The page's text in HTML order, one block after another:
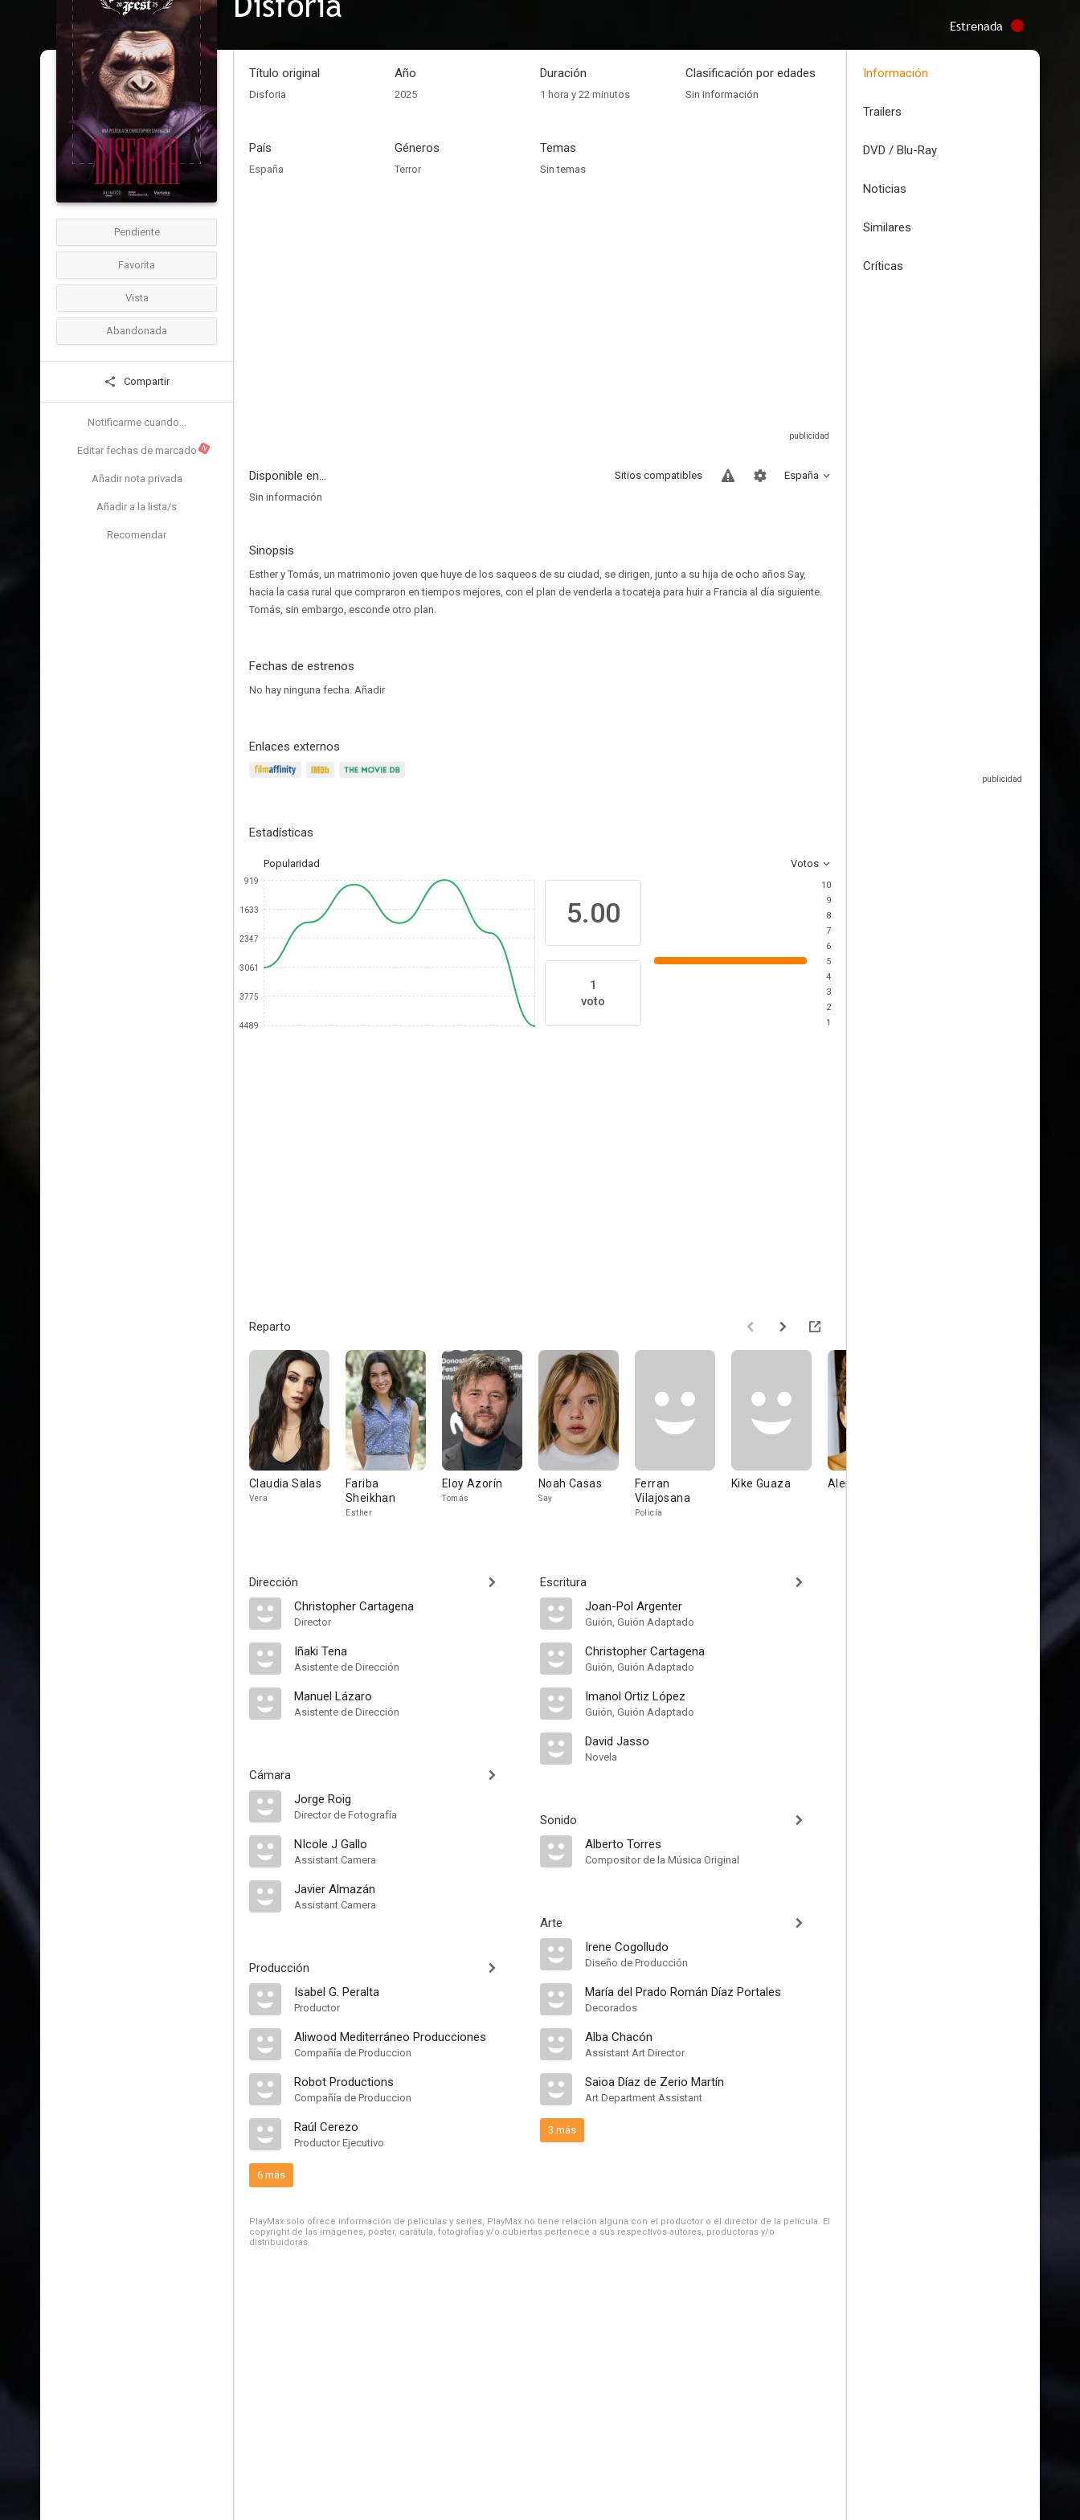
Estrenada
Pendiente
Favorita
Vista
Abandonada
Compartir
Notificarme cuando...
Editar fechas de marcado N
Añadir nota privada
Añadir a la lista/s
Recomendar
Título original
Disforia
Año
2025
Duración
1 hora y 22 minutos
Clasificación por edades
Sin información
País
España
Géneros
Terror
Temas
Sin temas
Disponible en... España
Sitios compatibles
Sin información
Sinopsis
Esther y Tomás, un matrimonio joven que huye de los saqueos de su ciudad, se dirigen, junto a su hija de ocho años Say,
hacia la casa rural que compraron en tiempos mejores, con el plan de venderla a tocateja para huir a Francia al día siguiente.
Tomás, sin embargo, esconde otro plan.
Fechas de estrenos
No hay ninguna fecha. Añadir
Enlaces externos
Estadísticas
Popularidad Votos
919
1633
2347
3061
3775
4489
5.00
1
voto
10
9
8
7
6
5
4
3
2
1
Reparto
Claudia Salas
Vera
Fariba
Sheikhan
Esther
Eloy Azorín
Tomás
Noah Casas
Say
Ferran
Vilajosana
Policía
Kike Guaza Aleida Torrent
Dirección
Christopher Cartagena
Director
Iñaki Tena
Asistente de Dirección
Manuel Lázaro
Asistente de Dirección
Cámara
Jorge Roig
Director de Fotografía
NIcole J Gallo
Assistant Camera
Javier Almazán
Assistant Camera
Producción
Isabel G. Peralta
Productor
Aliwood Mediterráneo Producciones
Compañía de Produccion
Robot Productions
Compañía de Produccion
Raúl Cerezo
Productor Ejecutivo
6 más
Escritura
Joan-Pol Argenter
Guión, Guión Adaptado
Christopher Cartagena
Guión, Guión Adaptado
Imanol Ortiz López
Guión, Guión Adaptado
David Jasso
Novela
Sonido
Alberto Torres
Compositor de la Música Original
Arte
Irene Cogolludo
Diseño de Producción
María del Prado Román Díaz Portales
Decorados
Alba Chacón
Assistant Art Director
Saioa Díaz de Zerio Martín
Art Department Assistant
3 más
PlayMax solo ofrece información de películas y series, PlayMax no tiene relación alguna con el productor o el director de la película. El
copyright de las imágenes, póster, carátula, fotografías y/o cubiertas pertenece a sus respectivos autores, productoras y/o
distribuidoras.
Información
Trailers
DVD / Blu-Ray
Noticias
Similares
Críticas